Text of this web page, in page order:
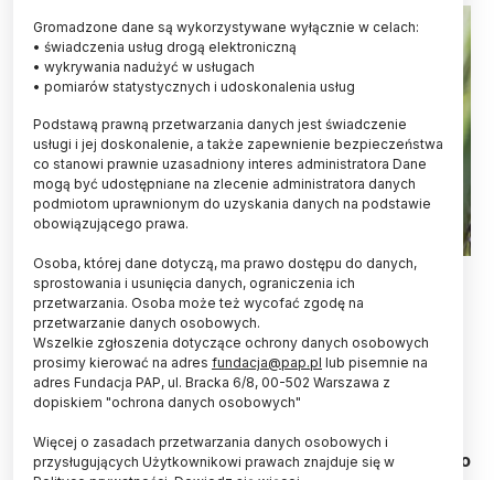
08.06.2025. Na zdjęciu z 7 bm. kierownik misji Ax-4 z ramienia European
Space Agency Sergio Palumberi uczestniczy na przyladku Cape
Canaveral, 7 bm. w sesji zdjęciowej dla PAP. 10 czerwca z Centrum
Kosmicznego im. Johna F. Kennedy’ego rakieta Falcon 9 wyniesie na
Międzynarodową Stację Kosmiczną (ISS) kapsułę Dragon z czworgiem
astronautów misji Axiom-4 (Ax-4). Będą to: Peggy Whitson (USA) –
dowódczyni, Sławosz Uznański-Wiśniewski (Polska/ESA) – specjalista,
Shubhanshu Shukla (Indie) – pilot oraz Tibor Kapu (Węgry) – specjalista.
(sko) PAP/Leszek Szymański
Uczestnicy dwutygodniowej misji Ax-4 będą
ogromnie zapracowani podczas swojego krótkiego
Gromadzone dane są wykorzystywane wyłącznie w celach:
• świadczenia usług drogą elektroniczną
• wykrywania nadużyć w usługach
• pomiarów statystycznych i udoskonalenia usług
Podstawą prawną przetwarzania danych jest świadczenie
usługi i jej doskonalenie, a także zapewnienie bezpieczeństwa
co stanowi prawnie uzasadniony interes administratora Dane
mogą być udostępniane na zlecenie administratora danych
podmiotom uprawnionym do uzyskania danych na podstawie
obowiązującego prawa.
Osoba, której dane dotyczą, ma prawo dostępu do danych,
sprostowania i usunięcia danych, ograniczenia ich
przetwarzania. Osoba może też wycofać zgodę na
przetwarzanie danych osobowych.
Wszelkie zgłoszenia dotyczące ochrony danych osobowych
prosimy kierować na adres fundacja@pap.pl lub pisemnie na
adres Fundacja PAP, ul. Bracka 6/8, 00-502 Warszawa z
dopiskiem "ochrona danych osobowych"
Więcej o zasadach przetwarzania danych osobowych i
przysługujących Użytkownikowi prawach znajduje się w